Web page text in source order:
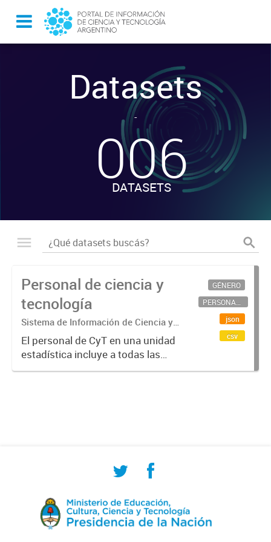
Datasets
-
006
DATASETS
Personal de ciencia y
tecnología
Sistema de Información de Ciencia y
Tecnología Argentino (SICYTAR)
El personal de CyT en una unidad
estadística incluye a todas las
personas involucradas
GÉNERO
PERSONAL CIENTÍFICO-TECNOLÓGICO
json
csv